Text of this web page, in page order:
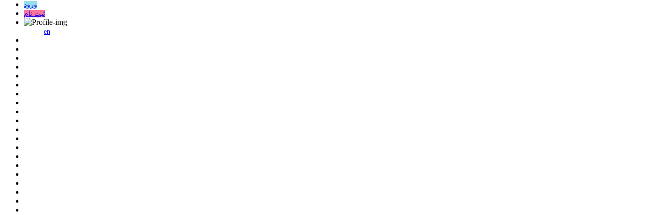
ورود
ثبت نام
en